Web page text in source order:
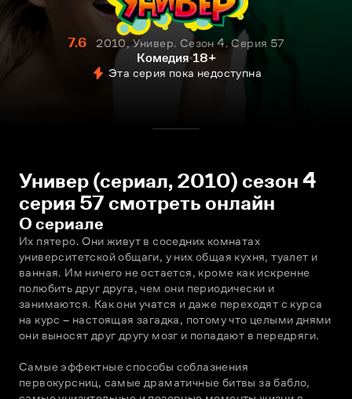
7.6
2010, Универ. Сезон 4. Серия 57
Комедия 18+
Эта серия пока недоступна
Универ (сериал, 2010) сезон 4
серия 57 смотреть онлайн
О сериале
Их пятеро. Они живут в соседних комнатах
университетской общаги, у них общая кухня, туалет и
ванная. Им ничего не остается, кроме как искренне
полюбить друг друга, чем они периодически и
занимаются. Как они учатся и даже переходят с курса
на курс – настоящая загадка, потому что целыми днями
они выносят друг другу мозг и попадают в передряги.
Самые эффектные способы соблазнения
первокурсниц, самые драматичные битвы за бабло,